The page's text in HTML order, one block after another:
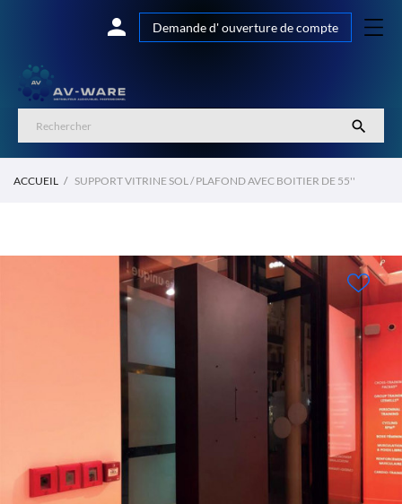
 Demande d' ouverture de compte

ACCUEIL SUPPORT VITRINE SOL / PLAFOND AVEC BOITIER DE 55''